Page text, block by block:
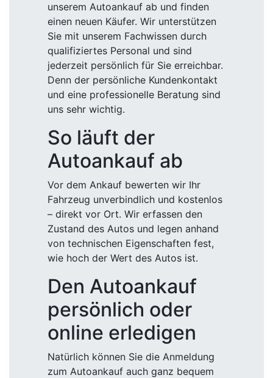
unserem Autoankauf ab und finden
einen neuen Käufer. Wir unterstützen
Sie mit unserem Fachwissen durch
qualifiziertes Personal und sind
jederzeit persönlich für Sie erreichbar.
Denn der persönliche Kundenkontakt
und eine professionelle Beratung sind
uns sehr wichtig.
So läuft der
Autoankauf ab
Vor dem Ankauf bewerten wir Ihr
Fahrzeug unverbindlich und kostenlos
– direkt vor Ort. Wir erfassen den
Zustand des Autos und legen anhand
von technischen Eigenschaften fest,
wie hoch der Wert des Autos ist.
Den Autoankauf
persönlich oder
online erledigen
Natürlich können Sie die Anmeldung
zum Autoankauf auch ganz bequem